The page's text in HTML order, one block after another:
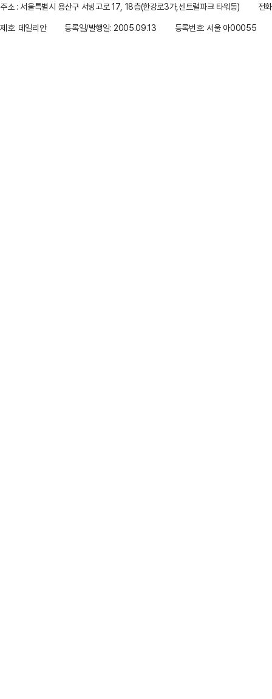
주소 : 서울특별시 용산구 서빙고로 17, 18층(한강로3가,센트럴파크 타워동)
전
제호: 데일리안
등록일/발행일: 2005.09.13 등록번호: 서울 아00055